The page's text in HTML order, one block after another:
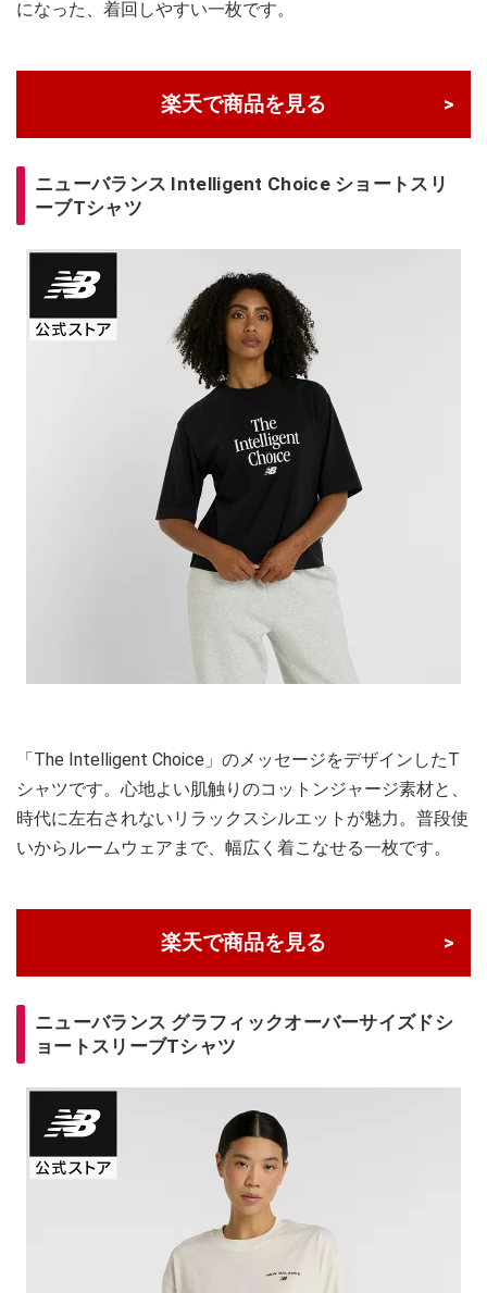
になった、着回しやすい一枚です。
楽天で商品を見る
ニューバランス Intelligent Choice ショートスリ
ーブTシャツ
「The Intelligent Choice」のメッセージをデザインしたT
シャツです。心地よい肌触りのコットンジャージ素材と、
時代に左右されないリラックスシルエットが魅力。普段使
いからルームウェアまで、幅広く着こなせる一枚です。
楽天で商品を見る
ニューバランス グラフィックオーバーサイズドシ
ョートスリーブTシャツ